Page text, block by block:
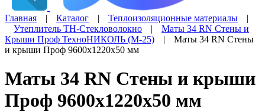
Главная | Каталог | Теплоизоляционные материалы |
Утеплитель ТН-Стекловолокно | Маты 34 RN Стены и
Крыши Проф ТехноНИКОЛЬ (М-25) | Маты 34 RN Стены
и крыши Проф 9600х1220х50 мм
Маты 34 RN Стены и крыши
Проф 9600х1220х50 мм